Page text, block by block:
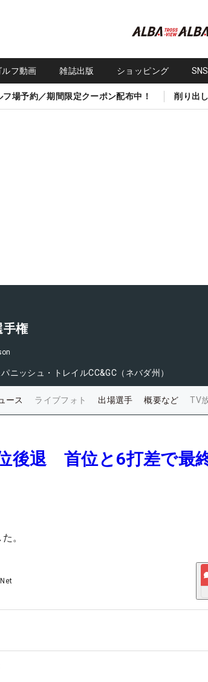
ルフ動画 雑誌出版 ショッピング
フ場予約／期間限定クーポン配布中！ 削り出
手権
パニッシュ・トレイルCC&GC（ネバダ州）
ース ライブフォト 出場選手 概要など TV
後退 首位と6打差で最
。